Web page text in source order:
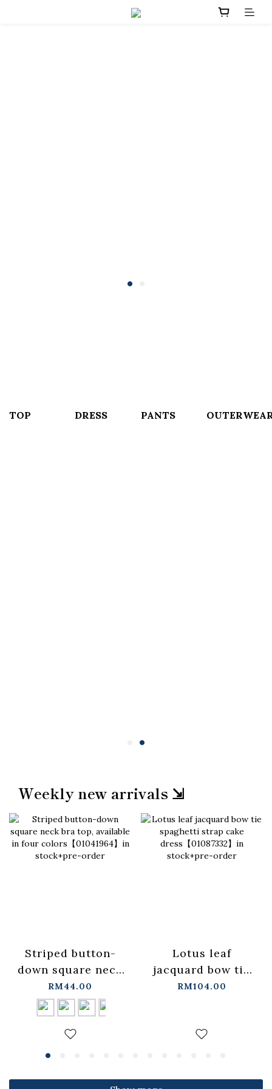
TOP DRESS PANTS
Weekly new arrivals ⇲
Striped button-
down square neck
bra top, available
in four
colors【01041964】
in stock+pre-order
RM44.00
Lotus leaf
jacquard bow tie
spaghetti strap
in stock+pre-order
RM104.00